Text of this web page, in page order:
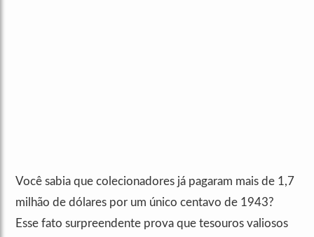
Você sabia que colecionadores já pagaram mais de 1,7
milhão de dólares por um único centavo de 1943?
Esse fato surpreendente prova que tesouros valiosos